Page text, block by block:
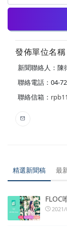
發佈單位名
新聞聯絡人：陳
聯絡電話：04-
聯絡信箱：
精選新聞稿 最
FLOC